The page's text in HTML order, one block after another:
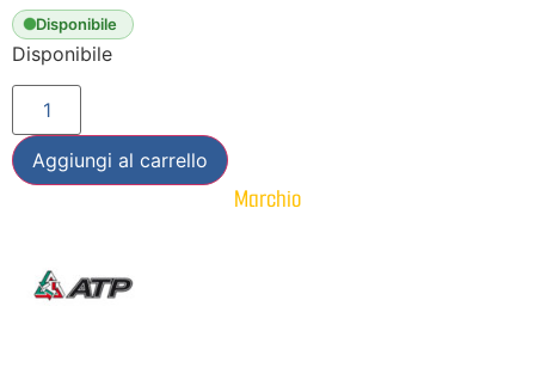
Disponibile
Disponibile
Aggiungi al carrello
Marchio